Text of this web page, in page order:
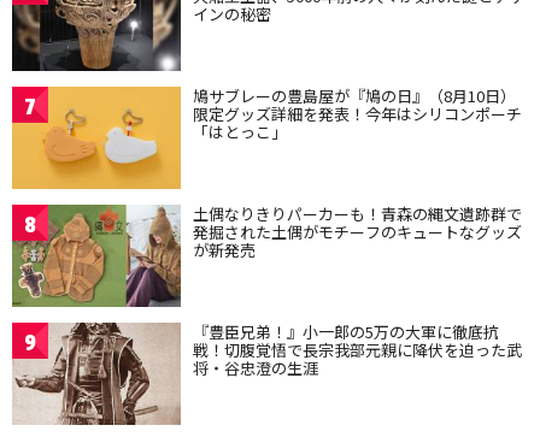
インの秘密
7 鳩サブレーの豊島屋が『鳩の日』（8月10日）
限定グッズ詳細を発表！今年はシリコンポーチ
「はとっこ」
8 土偶なりきりパーカーも！青森の縄文遺跡群で
発掘された土偶がモチーフのキュートなグッズ
が新発売
9 『豊臣兄弟！』小一郎の5万の大軍に徹底抗
戦！切腹覚悟で長宗我部元親に降伏を迫った武
将・谷忠澄の生涯